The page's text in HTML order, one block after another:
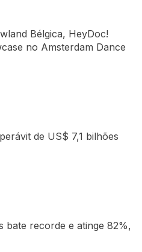
Bélgica, HeyDoc!
no Amsterdam Dance
de US$ 7,1 bilhões
bate recorde e atinge 82%,